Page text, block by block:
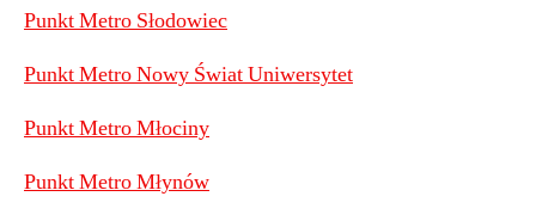
Punkt Metro Słodowiec
Punkt Metro Nowy Świat Uniwersytet
Punkt Metro Młociny
Punkt Metro Młynów